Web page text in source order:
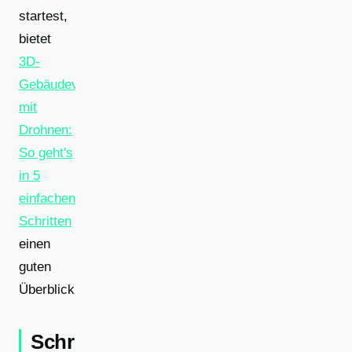
startest,
bietet
3D-
Gebäudevermessung
mit
Drohnen:
So geht's
in 5
einfachen
Schritten
einen
guten
Überblick.
Schritt